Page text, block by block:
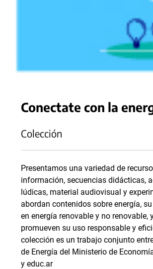
Conectate con la
Colección
Presentamos una variedad de
información, secuencias didácticas,
lúdicas, material audiovisual y
abordan contenidos sobre energía,
en energía renovable y no renovable,
promueven su uso responsable y
colección es un trabajo conjunto
de Energía del Ministerio de
y educ.ar